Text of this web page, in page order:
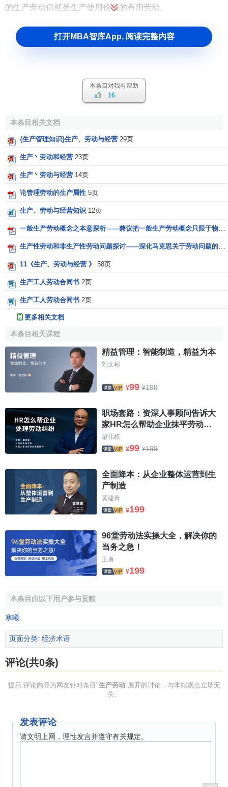
的生产劳动仍然是生产使用价值的有用劳动。
2、资本主义生产方式下的生产劳动
马克思认为，从简单劳动过程的观点得出的生产劳动的
生产剩余价值或者为资本的自行增殖服务的
工人，……生产工人的概念决不只包含活动和效果之间的关
的、历史地产生的
增殖的直接手段。”最初的生产劳动的定义（即生产使用价值
的有用劳动）仅仅是第二种定义的必要条件而不是充分条
件。“用来生产商品的劳动必须是有用劳动，必须生产某种
用价值……只有表现为商品也就是表现为使用价值的劳动，
才是同资本相交换的劳动。但是不是劳动的这种具体性质，
价值，……劳动对资本 的使用价值，是由这种劳动作为创造
交换价值的因素的性质决定的，……在于劳动代表着一个比
劳动价格即劳动能力的
价值
所包含的抽象劳动量大的抽象劳
动量。”
产劳动就是和 收入 相交换的劳动。“什么是非生产劳动……那
就是不同资本交换而直接同收入即
（当然也包括同那些靠资本家的利润存在的不同
产劳动的区分，同劳动的物质规定性从而劳动产品的物质规
定性（即特殊的使用价值）本身毫无关系，生产劳动在资本
主义生产体系下，是把客观劳动条件转化为
动条件的所有者转化为
资本家
资本生产出来的劳动；是表现劳动能力在资本主义生产过程
必要条件。因此“同一种劳动可以是生产劳动，也可以是非生
产劳动。”关键在于用来交换的劳动是否改变了交换双方现有
的经济关系
许多工人共同生产同一个
商品，工人 的劳动同生产对象之间
存在的关系，自然也是各种各样的。但是这些或那些工人都
属于生产劳动者的范围，因为他们集体生产一个使用价值，
并且他们中的每一个都是同资本交换的雇佣劳动者
个物质产品……这些人中的每一个人对资本的关系是雇佣劳
动者的关系，是在这个特定意义上的生产工人的关系。”但是
如何确定劳动同生产对象直接的关系或总体劳动者的范围呢?
马克思指出“自然，所有以这种方式或那种方式参加商品生产
属于生产劳动者的范围。”
作为第四个物质生产领域的
值只有在物品的消费
成为必要，因此使运输业的追加生产过程成为必要。商品的
位置改变使其使用价值发生了变化，
增加的数量等于使商品的使用价值发生这种变化所需要的劳
动量，尽管具体劳动在商品的使用价值上没有留下一点痕
迹，但这个劳动已经实现在这个物质产品的
本家的关系，同其他物质生产领域是完全一样的。”
打开MBA智库App, 阅读完整内容
本条目对我有帮助
16
本条目相关文档
{生产管理知识}生产、劳动与经营 29页
生产丶劳动和经营 23页
生产丶劳动与经营 14页
论管理劳动的生产属性 5页
生产、劳动与经营知识 12页
一般生产劳动概念之本意探析——兼议把一般生产劳动概念只限于物质生产的理解
生产性劳动和非生产性劳动问题探讨——深化马克思关于劳动问题的认识之二
11《生产、劳动与经营 》 58页
生产工人劳动合同书 2页
生产工人劳动合同书 2页
更多相关文档
本条目相关课程
精益管理：智能制造，精益为本
刘文彬
¥99 ¥198
职场套路：资深人事顾问告诉大
家HR怎么帮助企业抹平劳动纠
纷
梁伟权
¥99 ¥199
全面降本：从企业整体运营到生
产制造
黄建青
¥199
96堂劳动法实操大全，解决你的
当务之急！
王勇
¥199
本条目由以下用户参与贡献
寒曦
页面分类: 经济术语
评论(共0条)
提示:评论内容为网友针对条目"生产劳动"展开的讨论，与本站观点立场无
关。
发表评论
请文明上网，理性发言并遵守有关规定。